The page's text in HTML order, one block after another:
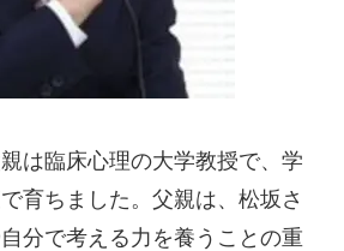
は臨床心理の大学教授で、学
育ちました。父親は、松坂さ
分で考える力を養うことの重